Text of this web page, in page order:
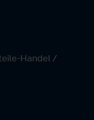
Handel /